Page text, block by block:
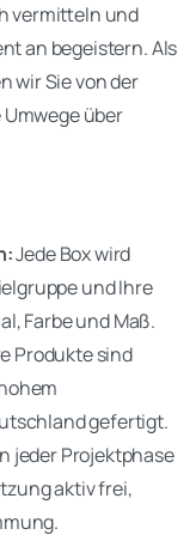
vermitteln und
an begeistern. Als
wir Sie von der
über
Jede Box wird
und Ihre
Farbe und Maß.
Produkte sind
gefertigt.
jeder Projektphase
aktiv frei,